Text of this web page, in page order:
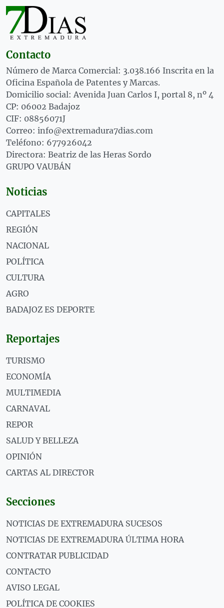
Contacto
Número de Marca Comercial: 3.038.166 Inscrita en la
Oficina Española de Patentes y Marcas.
Domicilio social: Avenida Juan Carlos I, portal 8, nº 4
CP: 06002 Badajoz
CIF: 08856071J
Correo: info@extremadura7dias.com
Teléfono: 677926042
Directora: Beatriz de las Heras Sordo
GRUPO VAUBÁN
Noticias
CAPITALES
REGIÓN
NACIONAL
POLÍTICA
CULTURA
AGRO
BADAJOZ ES DEPORTE
Reportajes
TURISMO
ECONOMÍA
MULTIMEDIA
CARNAVAL
REPOR
SALUD Y BELLEZA
OPINIÓN
CARTAS AL DIRECTOR
Secciones
NOTICIAS DE EXTREMADURA SUCESOS
NOTICIAS DE EXTREMADURA ÚLTIMA HORA
CONTRATAR PUBLICIDAD
CONTACTO
AVISO LEGAL
POLÍTICA DE COOKIES